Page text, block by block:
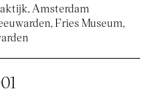
Amsterdam
Fries Museum,